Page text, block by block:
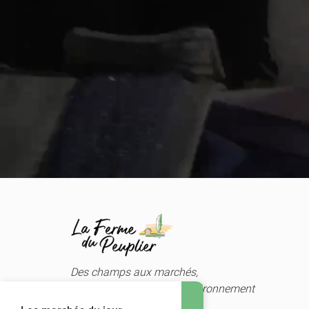
Des champs aux marchés,
nous prenons soin de l'environnement
et de votre santé.